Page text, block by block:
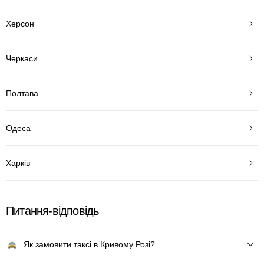
Херсон
Черкаси
Полтава
Одеса
Харків
Питання-відповідь
Як замовити таксі в Кривому Розі?